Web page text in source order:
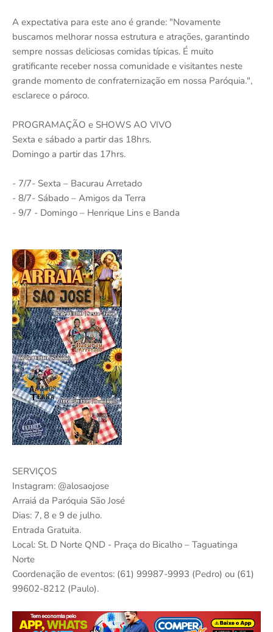
A expectativa para este ano é grande: "Novamente
buscamos melhorar nossa estrutura e atrações, garantindo
sempre nossas deliciosas comidas típicas. É muito
gratificante receber nossa comunidade e visitantes neste
grande momento de confraternização em nossa Paróquia.",
esclarece o pároco.
PROGRAMAÇÃO e SHOWS AO VIVO
Sexta e sábado a partir das 18hrs.
Domingo a partir das 17hrs.
- 7/7- Sexta – Bacurau Arretado
- 8/7- Sábado – Amigos da Terra
- 9/7 - Domingo – Henrique Lins e Banda
SERVIÇOS
Instagram: @alosaojose
Arraiá da Paróquia São José
Dias: 7, 8 e 9 de julho.
Entrada Gratuita.
Local: St. D Norte QND - Praça do Bicalho – Taguatinga
Norte
Coordenação de eventos: (61) 99987-9993 (Pedro) ou (61)
99602-8212 (Paulo).